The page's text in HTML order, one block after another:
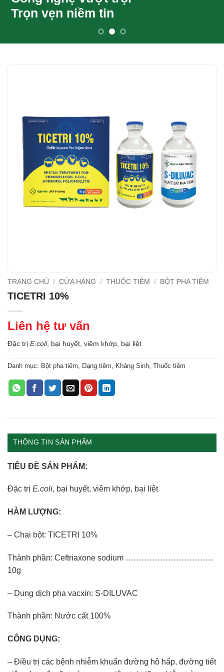
Trọn vẹn niềm tin
TRANG CHỦ / CỬA HÀNG / THUỐC TIÊM / BỘT PHA TIÊM
TICETRI 10%
Liên hệ tư vấn
Đặc trị E.coli, bại huyết, viêm khớp, bại liệt
Danh mục: Bột pha tiêm Dạng tiêm Kháng Sinh Thuốc tiêm
THÔNG TIN SẢN PHẨM
TIÊU ĐỀ SẢN PHẨM:
Đặc trị E.coli, bại huyết, viêm khớp, bại liệt
HÀM LƯỢNG:
– Chai bột: TICETRI 10%
Thành phần: Ceftriaxone sodium ……………………………
10g
– Dung dịch pha vacxin: S-DILUVAC
Thành phần: Nước cất 100%
CÔNG DỤNG:
– Điều trị các bệnh nhiễm khuẩn đường hô hấp, đường tiết